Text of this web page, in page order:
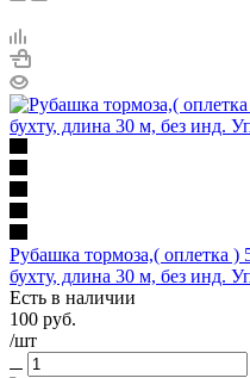
Рубашка тормоза,( оплетка )
бухту, длина 30 м, без инд.
Есть в наличии
100 руб.
/шт